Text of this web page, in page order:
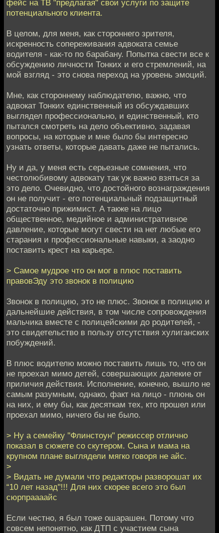
фейс на ТВ "предлагая" свои услуги по защите
потенциального клиента.
В целом, для меня, как стороннего зрителя,
искренность сопереживания адвоката семье
водителя - как-то по барабану. Попытка свести все к
обсуждению личности Тонких и его стремлений, на
мой взгляд - это снова переход на уровень эмоций.
Мне, как стороннему наблюдателю, важно, что
адвокат Тонких единственный из обсуждавших
выглядел профессионально, и единственный, кто
пытался смотреть на дело объективно, задавая
вопросы, на которые и мне было бы интересно
узнать ответы, которые давать даже не пытались.
Ну и да, у меня есть серьезные сомнения, что
честолюбивому адвокату так уж важно взяться за
это дело. Очевидно, что достойного вознаграждения
он не получит - его потенциальный подзащитный
достаточно прижимист. А также на лицо
общественное, медийное и административное
давление, которые могут свести на нет любые его
старания и профессиональные навыки, а заодно
поставить крест на карьере.
> Самое мудрое что он мог в плюс поставить
правовЭду это звонок в полицию
Звонок в полицию, это не плюс. Звонок в полицию и
дальнейшие действия, в том числе сопровождения
мальчика вместе с полицейскими до родителей, -
это свидетельство в пользу отсутствия хулиганских
побуждений.
В плюс водителю можно поставить лишь то, что он
не проехал мимо детей, совершающих далекие от
приличия действия. Исполнение, конечно, вышло не
самым разумным, однако, факт на лицо - плюнь он
на них, и ему бы, как десяткам тех, кто прошел или
проехал мимо, ничего бы не было.
> Ну а семейку "Флинстоун" режиссер отлично
показал в сюжете со скутером. Сына и мама на
крупном плане выглядели мягко говоря не айс.
>
> Видать не думали что редакторы разворошат их
“10 лет назад"!!! Для них скорее всего это был
сюрпраааайс
Если честно, я был тоже ошарашен. Потому что
совсем непонятно, как ДТП с участием сына